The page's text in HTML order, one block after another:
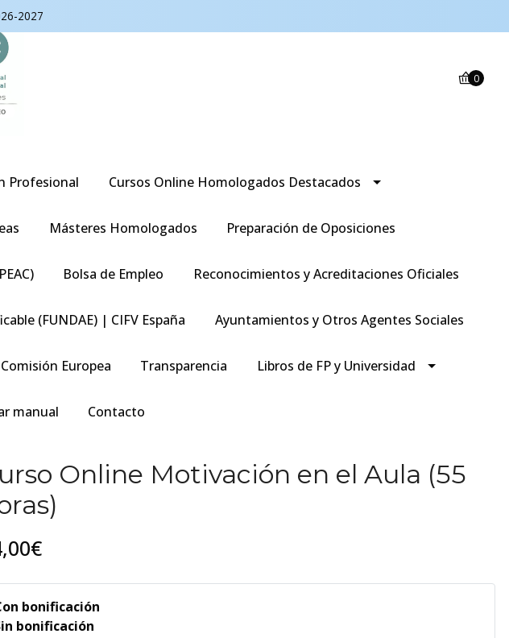
2027
0
Profesional Cursos Online Homologados Destacados
Másteres Homologados Preparación de Oposiciones
Bolsa de Empleo Reconocimientos y Acreditaciones Oficiales
(FUNDAE) | CIFV España Ayuntamientos y Otros Agentes Sociales
Europea Transparencia Libros de FP y Universidad
manual Contacto
Online Motivación en el Aula (55
bonificación
bonificación